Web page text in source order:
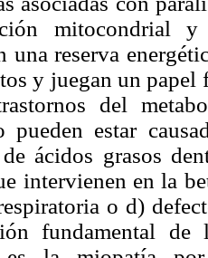
mitocondrial
una reserva
y juegan un
del
pueden estar
de ácidos grasos
intervienen en la
o d)
fundamental